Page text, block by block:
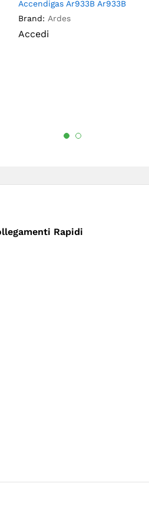
Accendigas Ar933B Ar933B
Brand: Ardes
Accedi
Rapidi